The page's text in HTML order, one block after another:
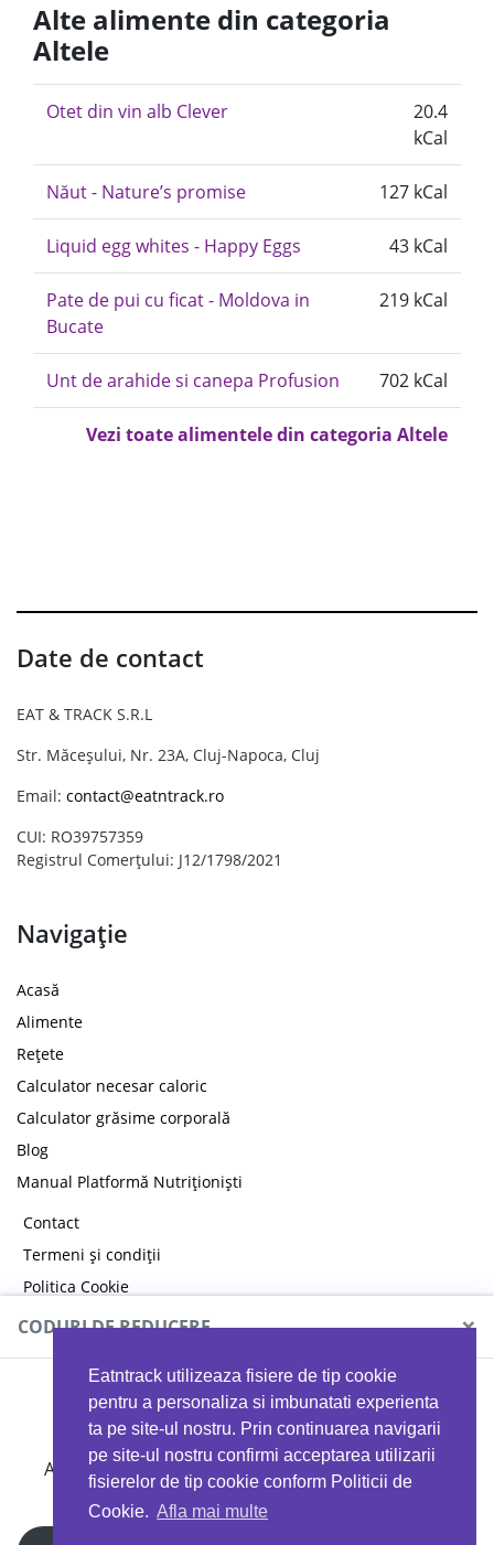
Eatntrack utilizeaza fisiere de tip cookie
pentru a personaliza si imbunatati experienta
ta pe site-ul nostru. Prin continuarea navigarii
pe site-ul nostru confirmi acceptarea utilizarii
fisierelor de tip cookie conform Politicii de
Cookie. Afla mai multe
Alte alimente din categoria
Altele
Otet din vin alb Clever
20.4
kCal
Năut - Nature’s promise 127 kCal
Liquid egg whites - Happy Eggs 43 kCal
Pate de pui cu ficat - Moldova in
Bucate
219 kCal
Unt de arahide si canepa Profusion 702 kCal
Vezi toate alimentele din categoria Altele
Date de contact
EAT & TRACK S.R.L
Str. Măceșului, Nr. 23A, Cluj-Napoca, Cluj
Email: contact@eatntrack.ro
CUI: RO39757359
Registrul Comerțului: J12/1798/2021
Navigație
Acasă
Alimente
Rețete
Calculator necesar caloric
Calculator grăsime corporală
Blog
Manual Platformă Nutriționiști
Contact
Termeni și condiții
Politica Cookie
Politica de confidențialitate
CODURI DE REDUCERE ×
MYPROTEIN
Ai 40%reducere la orice comandă folosind codul
EATTRACK